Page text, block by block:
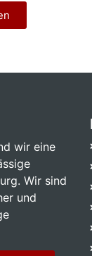
wir eine
Wir sind
und